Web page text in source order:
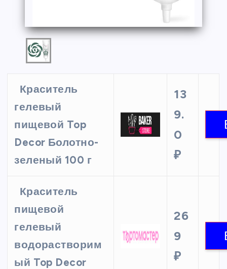
Краситель
гелевый
пищевой Top
Decor Болотно-
зеленый 100 г
13
9.
0
₽
Краситель
пищевой
гелевый
водорастворим
ый Top Decor
26
9
₽